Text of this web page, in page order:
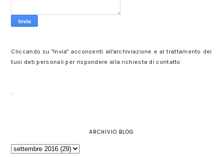
Cliccando su "Invia" acconsenti all'archiviazione e al trattamento dei
tuoi dati personali per rispondere alla richiesta di contatto
ARCHIVIO BLOG